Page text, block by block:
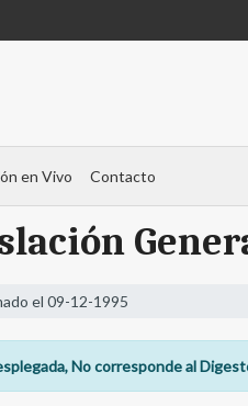
en Vivo Contacto
el 09-12-1995
No corresponde al